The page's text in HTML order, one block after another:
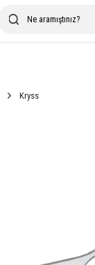
Kryss